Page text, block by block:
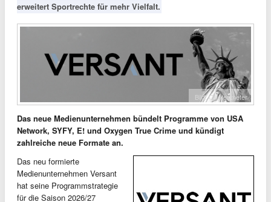
erweitert Sportrechte für mehr Vielfalt.
Bild: Quotenmeter
Das neue Medienunternehmen bündelt Programme von USA
Network, SYFY, E! und Oxygen True Crime und kündigt
zahlreiche neue Formate an.
Das neu formierte
Medienunternehmen Versant
hat seine Programmstrategie
für die Saison 2026/27